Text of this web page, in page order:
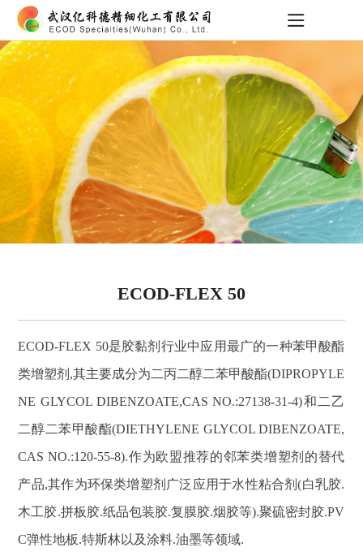
ECOD-FLEX 50
ECOD-FLEX 50是胶黏剂行业中应用最广的一种苯甲酸酯
类增塑剂,其主要成分为二丙二醇二苯甲酸酯(DIPROPYLE
NE GLYCOL DIBENZOATE,CAS NO.:27138-31-4)和二乙
二醇二苯甲酸酯(DIETHYLENE GLYCOL DIBENZOATE,
CAS NO.:120-55-8).作为欧盟推荐的邻苯类增塑剂的替代
产品,其作为环保类增塑剂广泛应用于水性粘合剂(白乳胶.
木工胶.拼板胶.纸品包装胶.复膜胶.烟胶等).聚硫密封胶.PV
C弹性地板.特斯林以及涂料.油墨等领域.